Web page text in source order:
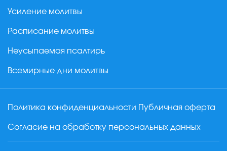
Усиление молитвы
Расписание молитвы
Неусыпаемая псалтирь
Всемирные дни молитвы
Политика конфиденциальности Публичная оферта
Согласие на обработку персональных данных